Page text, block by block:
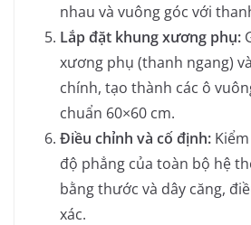
nhau và vuông góc với
Lắp đặt khung xương phụ:
xương phụ (thanh ngang)
chính, tạo thành các ô
chuẩn 60×60 cm.
Điều chỉnh và cố định:
độ phẳng của toàn bộ hệ
bằng thước và dây căng,
xác.